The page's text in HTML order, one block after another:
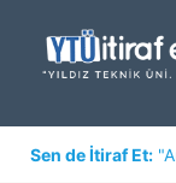
Sen de İtiraf Et: